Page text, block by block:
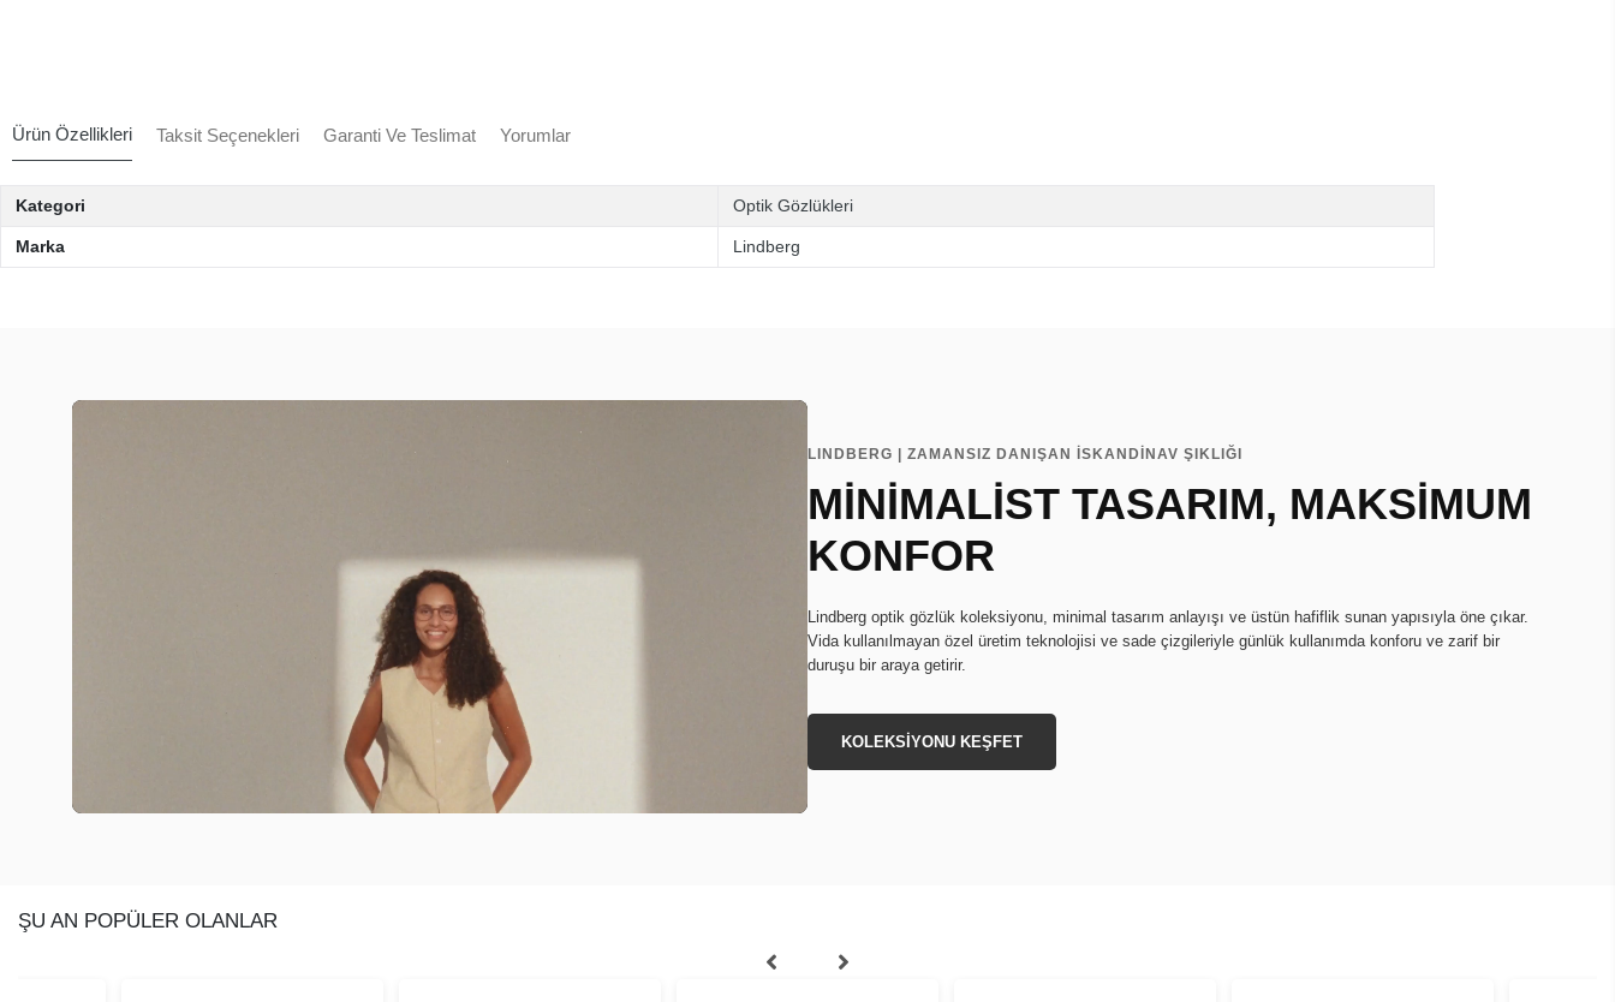
Ürün Özellikleri Taksit Seçenekleri Garanti Ve Teslimat Yorumlar
Kategori Optik Gözlükleri
Marka Lindberg
LINDBERG | ZAMANSIZ DANIŞAN İSKANDİNAV ŞIKLIĞI
MİNİMALİST TASARIM, MAKSİMUM
KONFOR
Lindberg optik gözlük koleksiyonu, minimal tasarım anlayışı ve üstün hafiflik sunan yapısıyla öne çıkar.
Vida kullanılmayan özel üretim teknolojisi ve sade çizgileriyle günlük kullanımda konforu ve zarif bir
duruşu bir araya getirir.
KOLEKSİYONU KEŞFET
ŞU AN POPÜLER OLANLAR